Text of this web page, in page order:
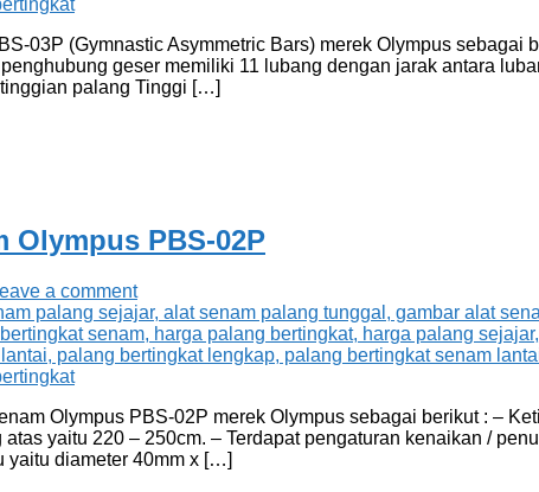
03P (Gymnastic Asymmetric Bars) merek Olympus sebagai
geser memiliki 11 lubang dengan jarak antara
palang Tinggi […]
Olympus PBS-02P
a comment
Olympus PBS-02P merek Olympus sebagai berikut : –
yaitu 220 – 250cm. – Terdapat pengaturan kenaikan /
yaitu diameter 40mm x […]